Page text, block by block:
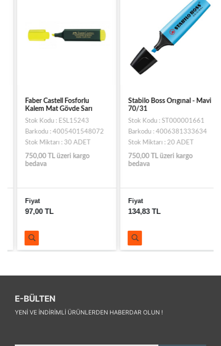
Faber Castell Fosforlu
Kalem Mat Gövde Sarı
Stok Kodu : ESL15243
Barkodu : 4005401548072
Stok Miktarı : 30 ADET
750,00 TL üzeri kargo
bedava
Fiyat
97,00 TL
Stabilo Boss Orıgınal - Mavi
70/31
Stok Kodu : ST000001661
Barkodu : 4006381333634
Stok Miktarı : 20 ADET
750,00 TL üzeri kargo
bedava
Fiyat
134,83 TL
E-BÜLTEN
YENI VE INDIRIMLI ÜRÜNLERDEN HABERDAR OLUN !